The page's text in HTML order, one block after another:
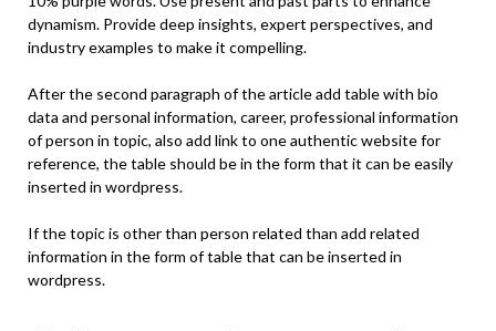
dynamism. Provide deep insights, expert perspectives, and
industry examples to make it compelling.
After the second paragraph of the article add table with bio
data and personal information, career, professional information
of person in topic, also add link to one authentic website for
reference, the table should be in the form that it can be easily
inserted in wordpress.
If the topic is other than person related than add related
information in the form of table that can be inserted in
wordpress.